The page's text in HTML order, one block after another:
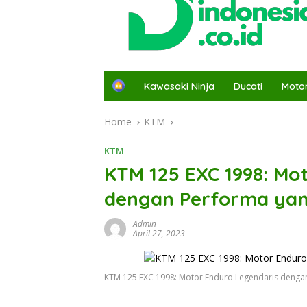
H
e
Kawasaki Ninja Ducati
Home KTM
KTM
KTM 125 EXC 1998:
dengan Performa
Admin
April 27, 2023
KTM 125 EXC 1998: Motor Enduro Legendaris